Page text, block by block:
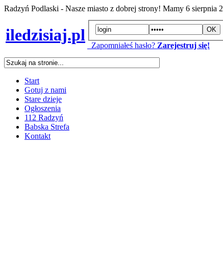
Radzyń Podlaski - Nasze miasto z dobrej strony! Mamy 6 sierpnia
iledzisiaj.pl
Zapomniałeś hasło? Zarejestruj się!
Start
Gotuj z nami
Stare dzieje
Ogłoszenia
112 Radzyń
Babska Strefa
Kontakt